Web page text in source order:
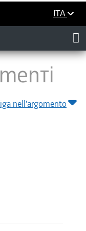
ITA
nell'argomento